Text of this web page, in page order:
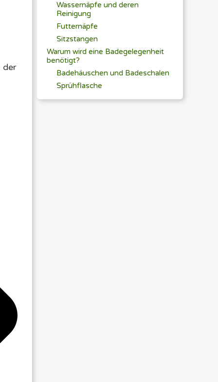
der
Wassernäpfe und deren
Reinigung
Futternäpfe
Sitzstangen
Warum wird eine Badegelegenheit
benötigt?
Badehäuschen und Badeschalen
Sprühflasche